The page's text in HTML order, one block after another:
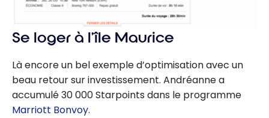
Se loger à l’île Maurice
Là encore un bel exemple d’optimisation avec un
beau retour sur investissement. Andréanne a
accumulé 30 000 Starpoints dans le programme
Marriott Bonvoy.